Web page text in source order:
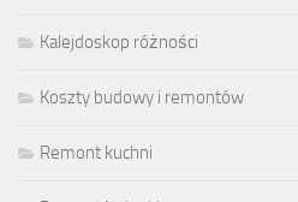
Kalejdoskop różności
Koszty budowy i remontów
Remont kuchni